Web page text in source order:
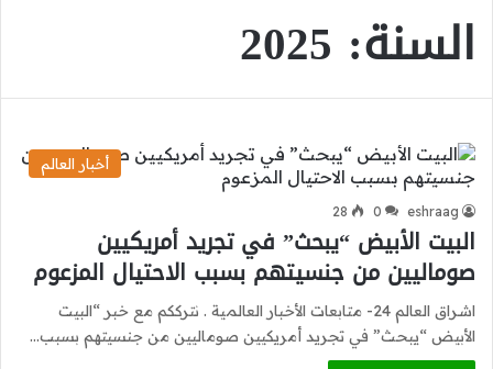
السنة: 2025
أخبار العالم
eshraag
0
28
البيت الأبيض “يبحث” في تجريد أمريكيين
صوماليين من جنسيتهم بسبب الاحتيال المزعوم
اشراق العالم 24- متابعات الأخبار العالمية . نترككم مع خبر “البيت
الأبيض “يبحث” في تجريد أمريكيين صوماليين من جنسيتهم بسبب…